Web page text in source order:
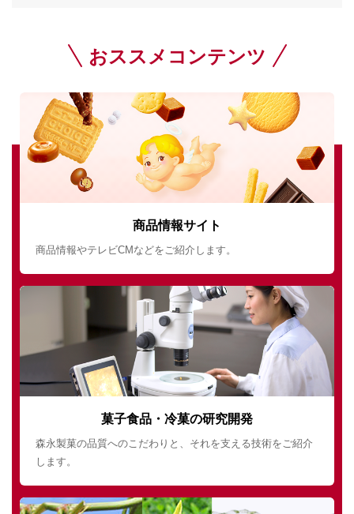
おススメコンテンツ
商品情報サイト
商品情報やテレビCMなどをご紹介します。
菓子食品・冷菓の研究開発
森永製菓の品質へのこだわりと、それを支える技術をご紹介
します。